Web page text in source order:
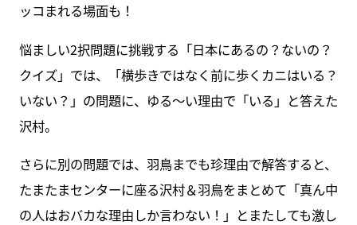
ッコまれる場面も！
悩ましい2択問題に挑戦する「日本にあるの？ないの？
クイズ」では、「横歩きではなく前に歩くカニはいる？
いない？」の問題に、ゆる～い理由で「いる」と答えた
沢村。
さらに別の問題では、羽鳥までも珍理由で解答すると、
たまたまセンターに座る沢村＆羽鳥をまとめて「真ん中
の人はおバカな理由しか言わない！」とまたしても激し